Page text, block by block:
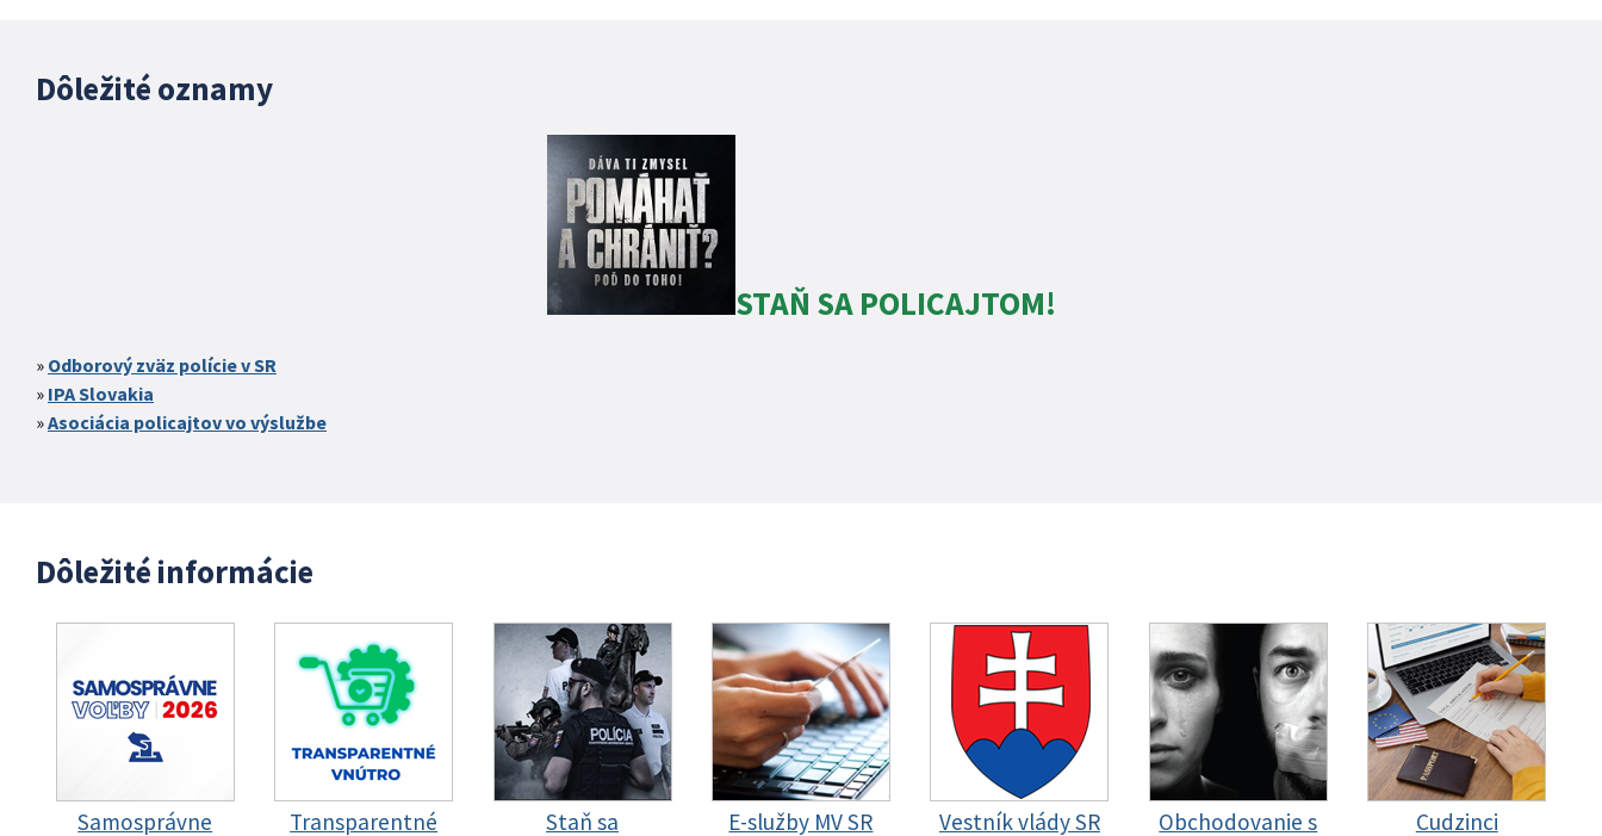
Dôležité oznamy
STAŇ SA POLICAJTOM!
Odborový zväz polície v SR
IPA Slovakia
Asociácia policajtov vo výslužbe
Dôležité informácie
Samosprávne
Transparentné
Staň sa
E-služby MV SR Vestník vlády SR
Obchodovanie s
Cudzinci